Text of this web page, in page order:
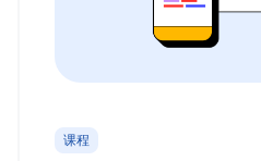
课程